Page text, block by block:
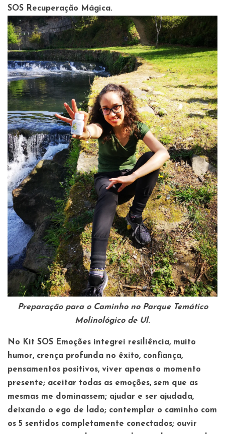
SOS Recuperação Mágica.
Preparação para o Caminho no Parque Temático
Molinológico de Ul.
No Kit SOS Emoções integrei resiliência, muito
humor, crença profunda no êxito, confiança,
pensamentos positivos, viver apenas o momento
presente; aceitar todas as emoções, sem que as
mesmas me dominassem; ajudar e ser ajudada,
deixando o ego de lado; contemplar o caminho com
os 5 sentidos completamente conectados; ouvir